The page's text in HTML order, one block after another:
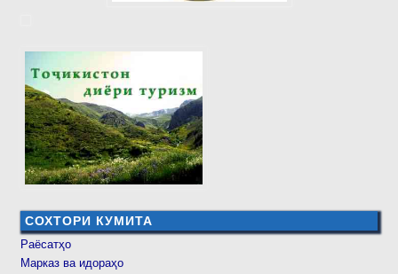
СОХТОРИ КУМИТА
Раёсатҳо
Марказ ва идораҳо